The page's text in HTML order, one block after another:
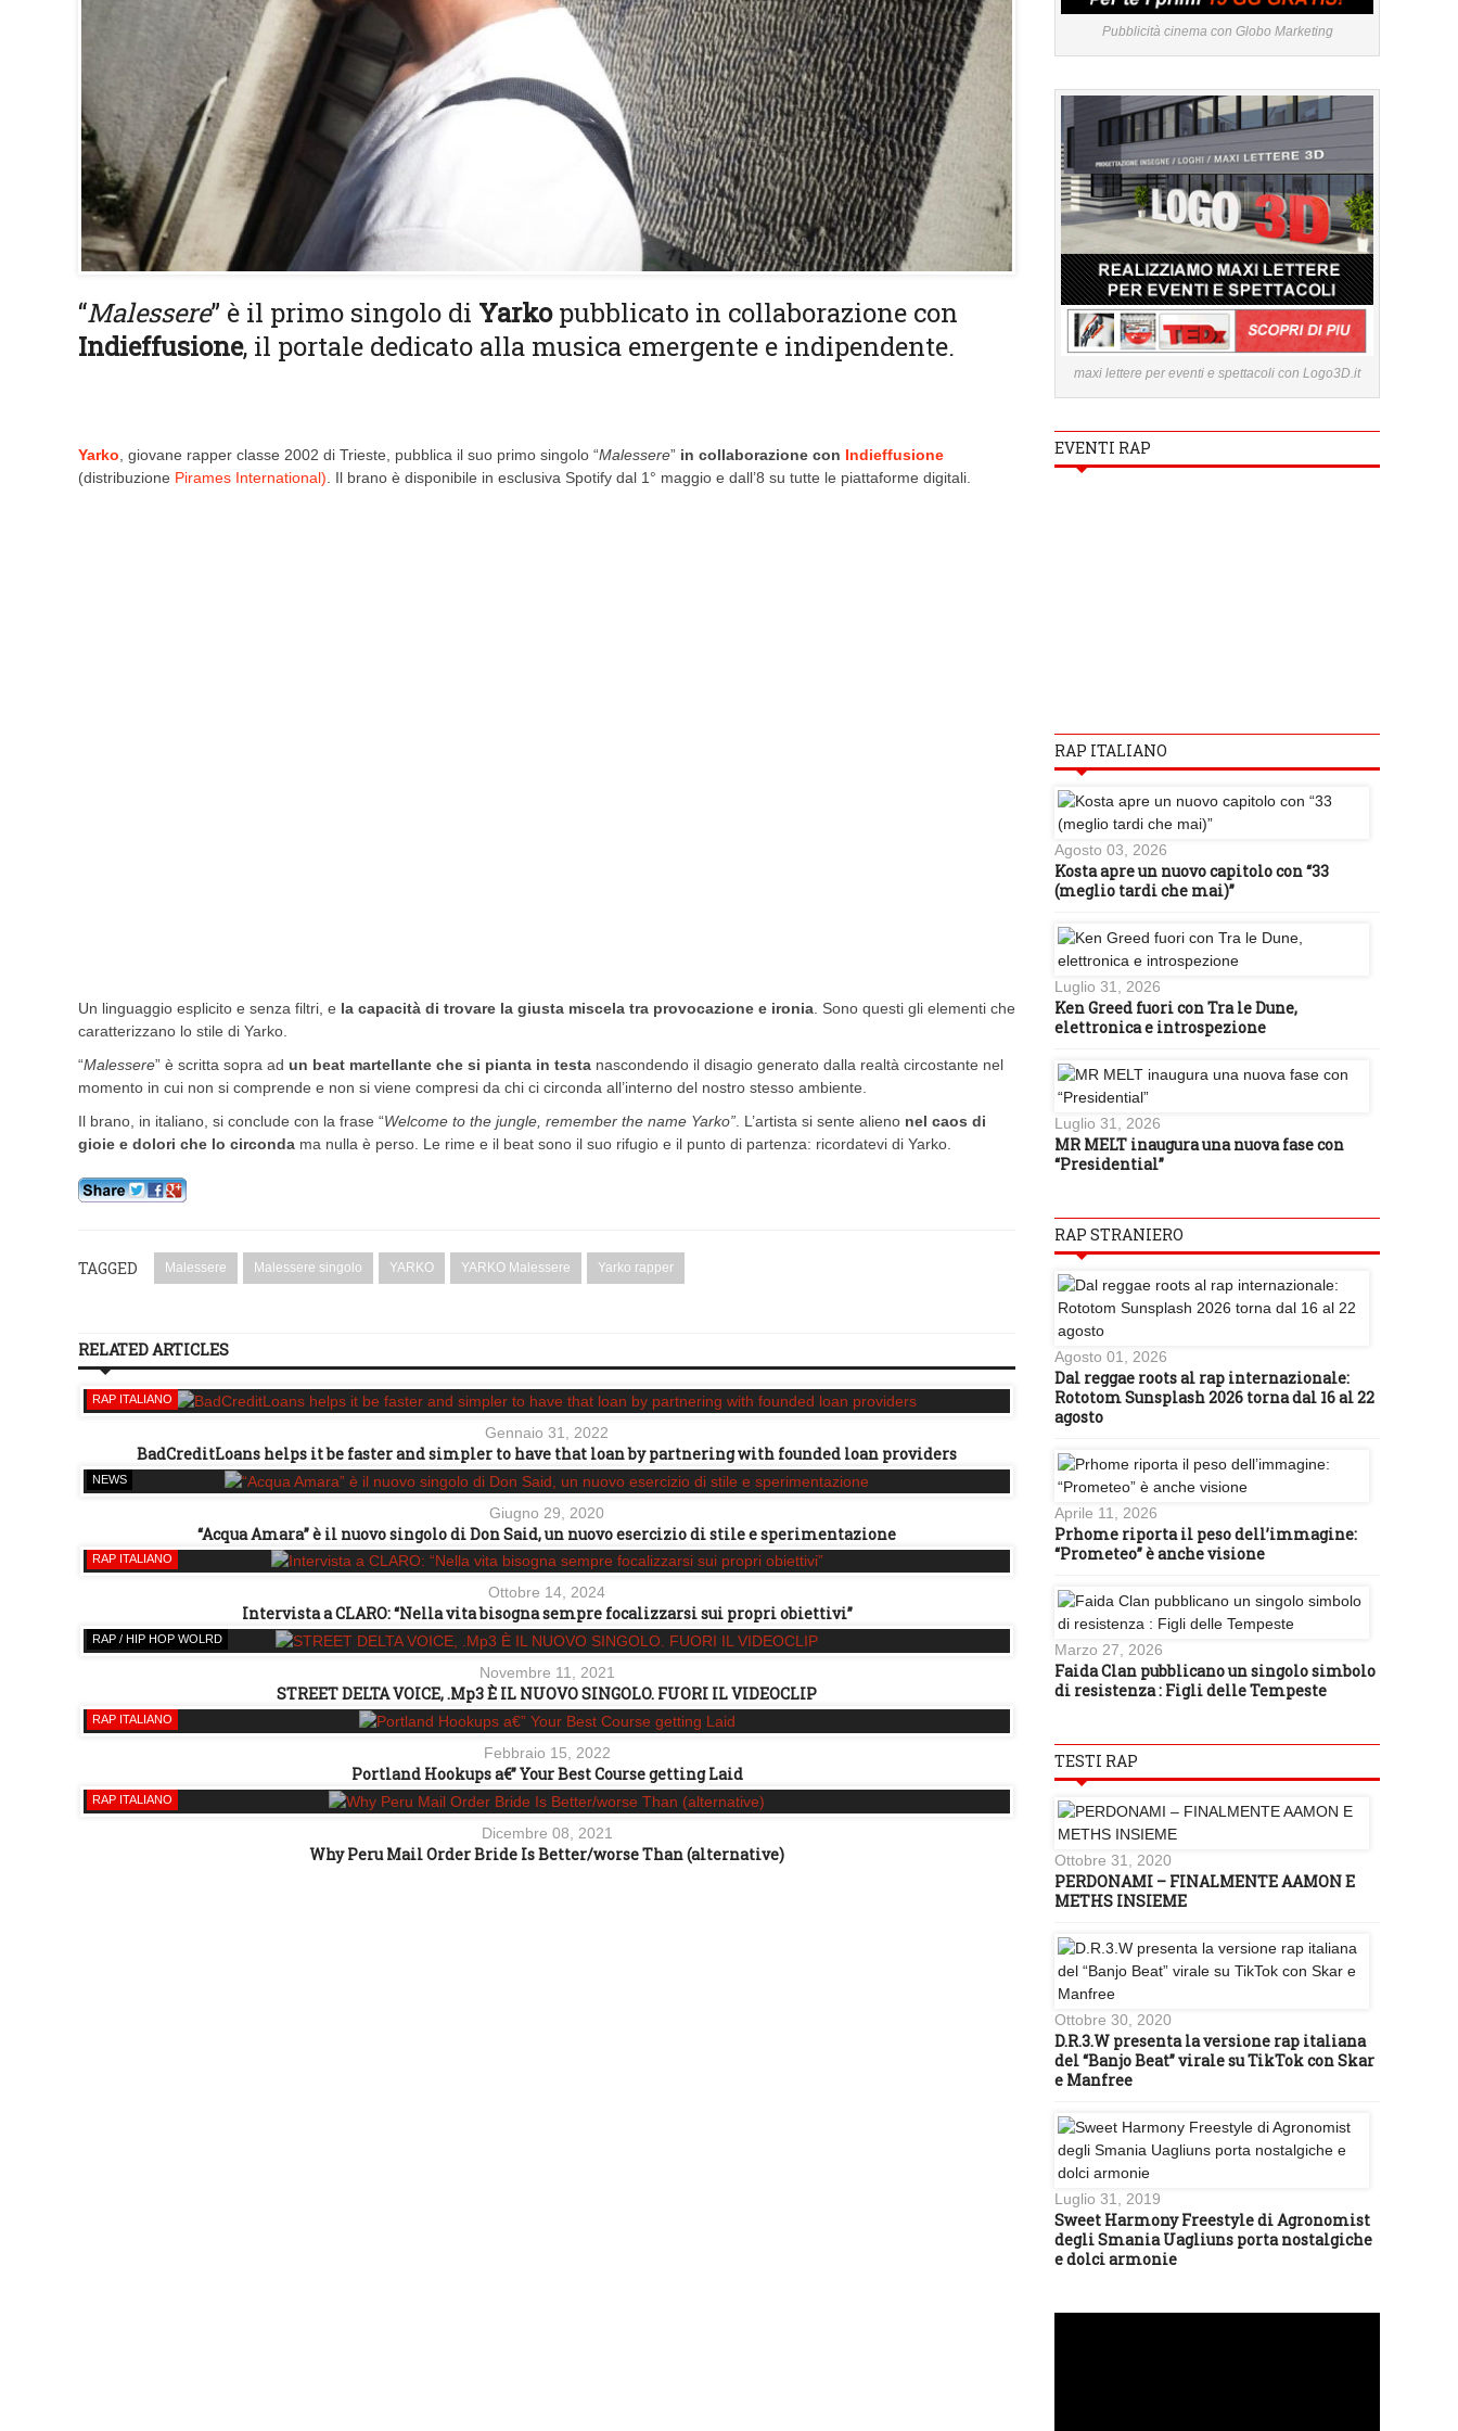
“Malessere” è il primo singolo di Yarkopubblicato in collaborazione con
Indieffusione, il portale dedicato alla musica emergente e indipendente.
Yarko , giovane rapper classe 2002 di Trieste, pubblica il suo primo singolo “Malessere” in collaborazione con Indieffusione
(distribuzione Pirames International) . Il brano è disponibile in esclusiva Spotify dal 1° maggio e dall’8 su tutte le piattaforme digitali.
Un linguaggio esplicito e senza filtri, e la capacità di trovare la giusta miscela tra provocazione e ironia . Sono questi gli elementi che
caratterizzano lo stile di Yarko.
“Malessere” è scritta sopra ad un beat martellante che si pianta in testa nascondendo il disagio generato dalla realtà circostante nel
momento in cui non si comprende e non si viene compresi da chi ci circonda all’interno del nostro stesso ambiente.
Il brano, in italiano, si conclude con la frase “Welcome to the jungle, remember the name Yarko” . L’artista si sente alieno nel caos di
gioie e dolori che lo circonda ma nulla è perso. Le rime e il beat sono il suo rifugio e il punto di partenza: ricordatevi di Yarko.
TAGGED Malessere Malessere singolo YARKO YARKO Malessere Yarko rapper
RELATED ARTICLES
RAP ITALIANO
Gennaio 31, 2022
BadCreditLoans helps it be faster and simpler to have that loan by partnering with founded loan providers
NEWS
Giugno 29, 2020
“Acqua Amara” è il nuovo singolo di Don Said, un nuovo esercizio di stile e sperimentazione
RAP ITALIANO
Ottobre 14, 2024
Intervista a CLARO: “Nella vita bisogna sempre focalizzarsi sui propri obiettivi”
RAP / HIP HOP WOLRD
Novembre 11, 2021
STREET DELTA VOICE, .Mp3 È IL NUOVO SINGOLO. FUORI IL VIDEOCLIP
RAP ITALIANO
Febbraio 15, 2022
Portland Hookups a€” Your Best Course getting Laid
RAP ITALIANO
Dicembre 08, 2021
Why Peru Mail Order Bride Is Better/worse Than (alternative)
Pubblicità cinema con Globo Marketing
maxi lettere per eventi e spettacoli con Logo3D.it
EVENTI RAP
RAP ITALIANO
Agosto 03, 2026
Kosta apre un nuovo capitolo con “33
(meglio tardi che mai)”
Luglio 31, 2026
Ken Greed fuori con Tra le Dune,
elettronica e introspezione
Luglio 31, 2026
MR MELT inaugura una nuova fase con
“Presidential”
RAP STRANIERO
Agosto 01, 2026
Dal reggae roots al rap internazionale:
Rototom Sunsplash 2026 torna dal 16 al 22
agosto
Aprile 11, 2026
Prhome riporta il peso dell’immagine:
“Prometeo” è anche visione
Marzo 27, 2026
Faida Clan pubblicano un singolo simbolo
di resistenza : Figli delle Tempeste
TESTI RAP
Ottobre 31, 2020
PERDONAMI – FINALMENTE AAMON E
METHS INSIEME
Ottobre 30, 2020
D.R.3.W presenta la versione rap italiana
del “Banjo Beat” virale su TikTok con Skar
e Manfree
Luglio 31, 2019
Sweet Harmony Freestyle di Agronomist
degli Smania Uagliuns porta nostalgiche
e dolci armonie